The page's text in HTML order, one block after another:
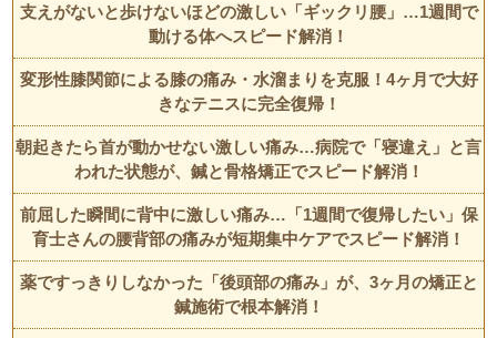
支えがないと歩けないほどの激しい「ギックリ腰」…1週間で
動ける体へスピード解消！
変形性膝関節による膝の痛み・水溜まりを克服！4ヶ月で大好
きなテニスに完全復帰！
朝起きたら首が動かせない激しい痛み…病院で「寝違え」と言
われた状態が、鍼と骨格矯正でスピード解消！
前屈した瞬間に背中に激しい痛み…「1週間で復帰したい」保
育士さんの腰背部の痛みが短期集中ケアでスピード解消！
薬ですっきりしなかった「後頭部の痛み」が、3ヶ月の矯正と
鍼施術で根本解消！